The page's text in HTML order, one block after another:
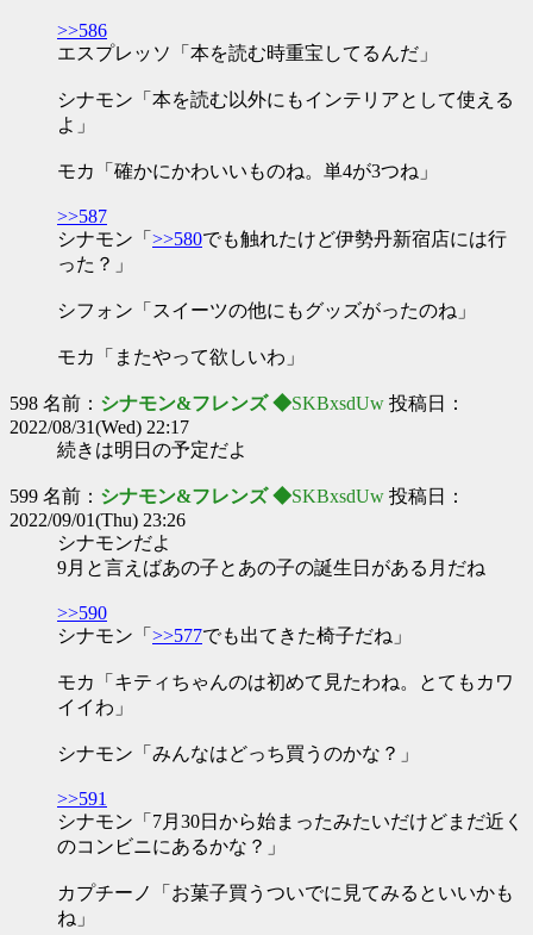
>>586
エスプレッソ「本を読む時重宝してるんだ」
シナモン「本を読む以外にもインテリアとして使える
よ」
モカ「確かにかわいいものね。単4が3つね」
>>587
シナモン「 >>580でも触れたけど伊勢丹新宿店には行
った？」
シフォン「スイーツの他にもグッズがったのね」
モカ「またやって欲しいわ」
598 名前： シナモン&フレンズ ◆SKBxsdUw 投稿日：
2022/08/31(Wed) 22:17
続きは明日の予定だよ
599 名前： シナモン&フレンズ ◆SKBxsdUw 投稿日：
2022/09/01(Thu) 23:26
シナモンだよ
9月と言えばあの子とあの子の誕生日がある月だね
>>590
シナモン「 >>577でも出てきた椅子だね」
モカ「キティちゃんのは初めて見たわね。とてもカワ
イイわ」
シナモン「みんなはどっち買うのかな？」
>>591
シナモン「7月30日から始まったみたいだけどまだ近く
のコンビニにあるかな？」
カプチーノ「お菓子買うついでに見てみるといいかも
ね」